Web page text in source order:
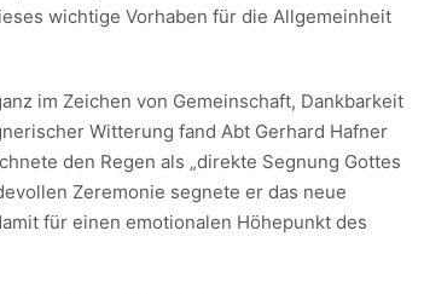
wichtige Vorhaben für die Allgemeinheit
im Zeichen von Gemeinschaft, Dankbarkeit
Witterung fand Abt Gerhard Hafner
den Regen als „direkte Segnung Gottes
Zeremonie segnete er das neue
für einen emotionalen Höhepunkt des